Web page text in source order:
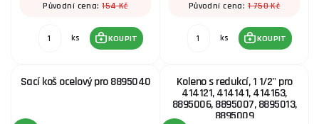
Původní cena:154 Kč
ks KOUPIT
Původní cena:1 750 Kč
ks KOUPIT
Sací koš ocelový pro 8895040 Koleno s redukcí, 1 1/2" pro
414121, 414141, 414163,
8895006, 8895007, 8895013,
8895009